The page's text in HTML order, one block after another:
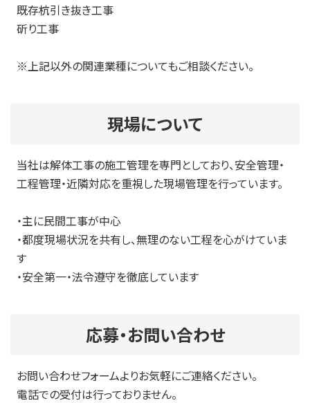
既存杭引き抜き工事
斫り工事
※上記以外の関連業種についてもご相談ください。
現場について
当社は解体工事の施工管理を専門としており、安全管理・
工程管理・近隣対応を重視した現場管理を行っています。
・主に民間工事が中心
・都度現場状況を共有し、無理のない工程を心がけていま
す
・安全第一・法令遵守を徹底しています
応募・お問い合わせ
お問い合わせフォームよりお気軽にご連絡ください。
電話での受付は行っておりません。